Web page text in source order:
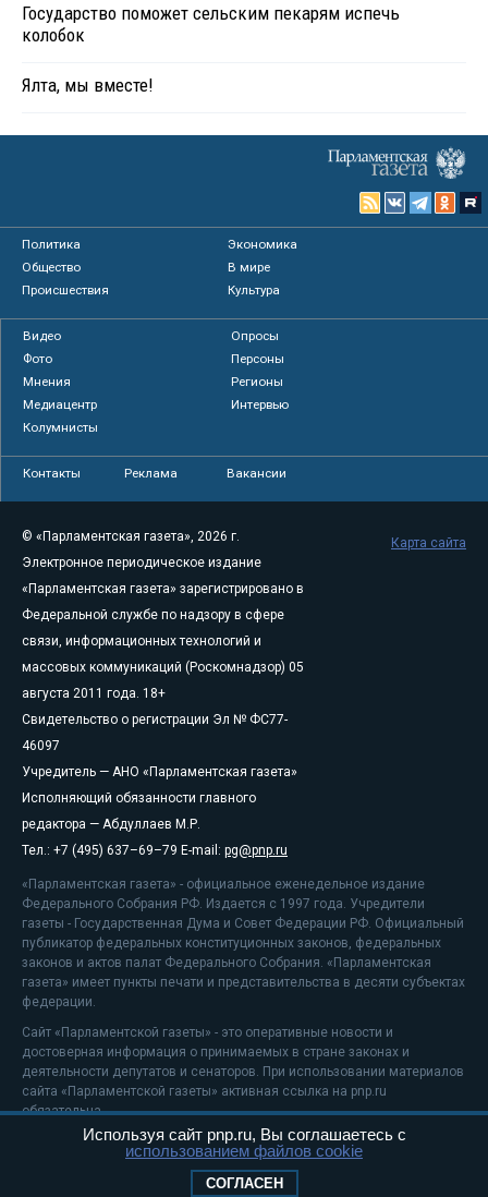
Государство поможет сельским пекарям испечь
колобок
Ялта, мы вместе!
Политика
Экономика
Общество
В мире
Происшествия
Культура
Видео
Опросы
Фото
Персоны
Мнения
Регионы
Медиацентр
Интервью
Колумнисты
Контакты Реклама Вакансии
© «Парламентская газета», 2026 г.
Электронное периодическое издание
«Парламентская газета» зарегистрировано в
Федеральной службе по надзору в сфере
связи, информационных технологий и
массовых коммуникаций (Роскомнадзор) 05
августа 2011 года. 18+
Свидетельство о регистрации Эл № ФС77-
46097
Учредитель — АНО «Парламентская газета»
Исполняющий обязанности главного
редактора — Абдуллаев М.Р.
Тел.: +7 (495) 637–69–79 E-mail: pg@pnp.ru
«Парламентская газета» - официальное еженедельное издание
Федерального Собрания РФ. Издается с 1997 года. Учредители
газеты - Государственная Дума и Совет Федерации РФ. Официальный
публикатор федеральных конституционных законов, федеральных
законов и актов палат Федерального Собрания. «Парламентская
газета» имеет пункты печати и представительства в десяти субъектах
федерации.
Сайт «Парламентской газеты» - это оперативные новости и
достоверная информация о принимаемых в стране законах и
деятельности депутатов и сенаторов. При использовании материалов
сайта «Парламентской газеты» активная ссылка на pnp.ru
обязательна.
На информационном ресурсе применяютсярекомендательные
Положение о защите персональных данных
Карта сайта
Используя сайт pnp.ru, Вы соглашаетесь с
использованием файлов cookie
СОГЛАСЕН